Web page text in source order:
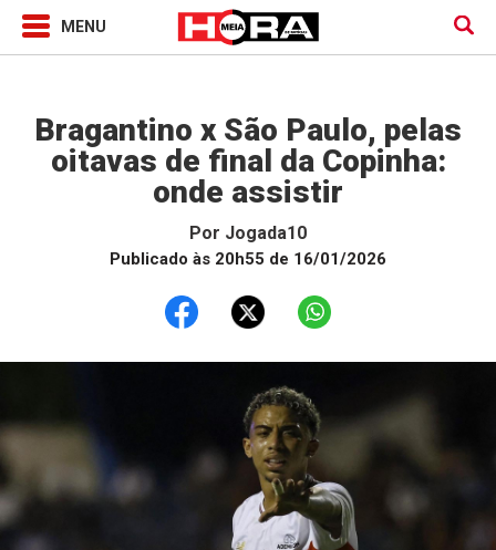
Bragantino x São Paulo, pelas
oitavas de final da Copinha:
onde assistir
Por Jogada10
Publicado às 20h55 de 16/01/2026